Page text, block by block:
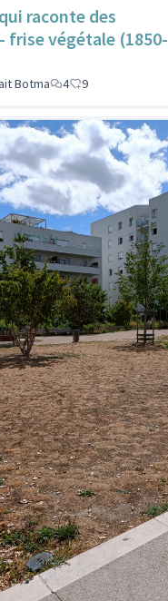
raconte des
frise végétale (1850-
Botma 4 9